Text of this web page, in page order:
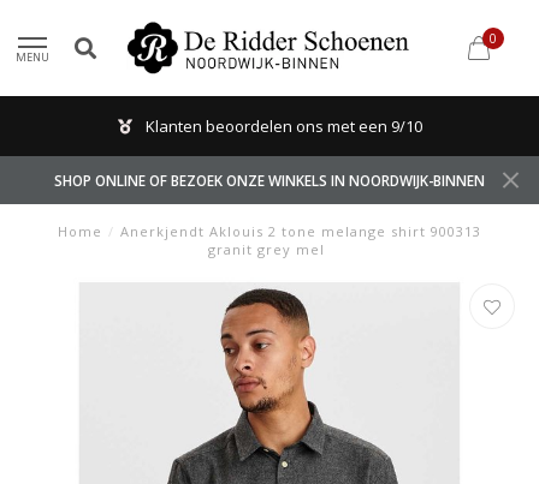
MENU
0
Klanten beoordelen ons met een 9/10
SHOP ONLINE OF BEZOEK ONZE WINKELS IN NOORDWIJK-BINNEN
Home / Anerkjendt Aklouis 2 tone melange shirt 900313
granit grey mel